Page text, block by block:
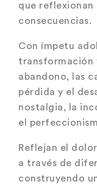
que reflexionan
consecuencias.
Con ímpetu
transformación
abandono, las
pérdida y el
nostalgia, la
el
Reflejan el
a través de
construyendo